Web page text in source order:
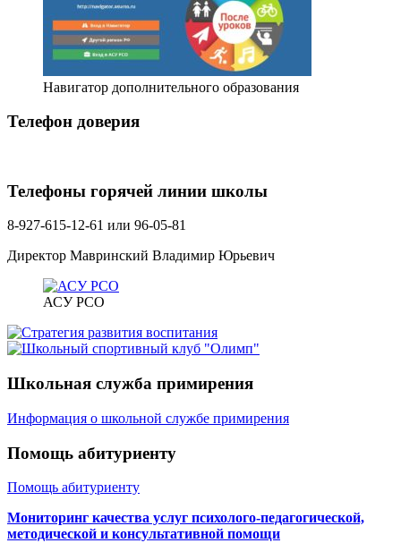
Навигатор дополнительного образования
Телефон доверия
Телефоны горячей линии школы
8-927-615-12-61 или 96-05-81
Директор Мавринский Владимир Юрьевич
АСУ РСО
Школьная служба примирения
Информация о школьной службе примирения
Помощь абитуриенту
Помощь абитуриенту
Мониторинг качества услуг психолого-педагогической,
методической и консультативной помощи